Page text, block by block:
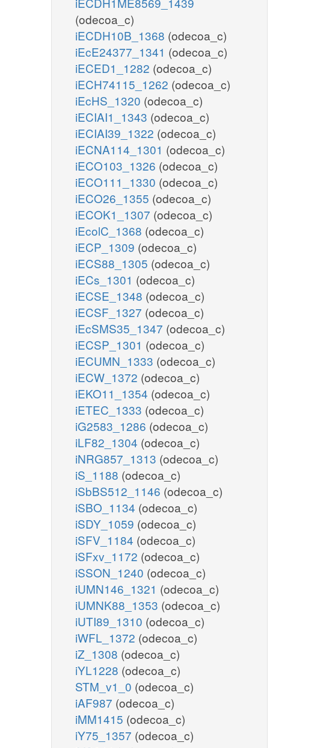
(odecoa_c)
iECDH10B_1368 (odecoa_c)
iEcE24377_1341 (odecoa_c)
iECED1_1282 (odecoa_c)
iECH74115_1262 (odecoa_c)
iEcHS_1320 (odecoa_c)
iECIAI1_1343 (odecoa_c)
iECIAI39_1322 (odecoa_c)
iECNA114_1301 (odecoa_c)
iECO103_1326 (odecoa_c)
iECO111_1330 (odecoa_c)
iECO26_1355 (odecoa_c)
iECOK1_1307 (odecoa_c)
iEcolC_1368 (odecoa_c)
iECP_1309 (odecoa_c)
iECS88_1305 (odecoa_c)
iECs_1301 (odecoa_c)
iECSE_1348 (odecoa_c)
iECSF_1327 (odecoa_c)
iEcSMS35_1347 (odecoa_c)
iECSP_1301 (odecoa_c)
iECUMN_1333 (odecoa_c)
iECW_1372 (odecoa_c)
iEKO11_1354 (odecoa_c)
iETEC_1333 (odecoa_c)
iG2583_1286 (odecoa_c)
iLF82_1304 (odecoa_c)
iNRG857_1313 (odecoa_c)
iS_1188 (odecoa_c)
iSbBS512_1146 (odecoa_c)
iSBO_1134 (odecoa_c)
iSDY_1059 (odecoa_c)
iSFV_1184 (odecoa_c)
iSFxv_1172 (odecoa_c)
iSSON_1240 (odecoa_c)
iUMN146_1321 (odecoa_c)
iUMNK88_1353 (odecoa_c)
iUTI89_1310 (odecoa_c)
iWFL_1372 (odecoa_c)
iZ_1308 (odecoa_c)
iYL1228 (odecoa_c)
STM_v1_0 (odecoa_c)
iAF987 (odecoa_c)
iMM1415 (odecoa_c)
iY75_1357 (odecoa_c)